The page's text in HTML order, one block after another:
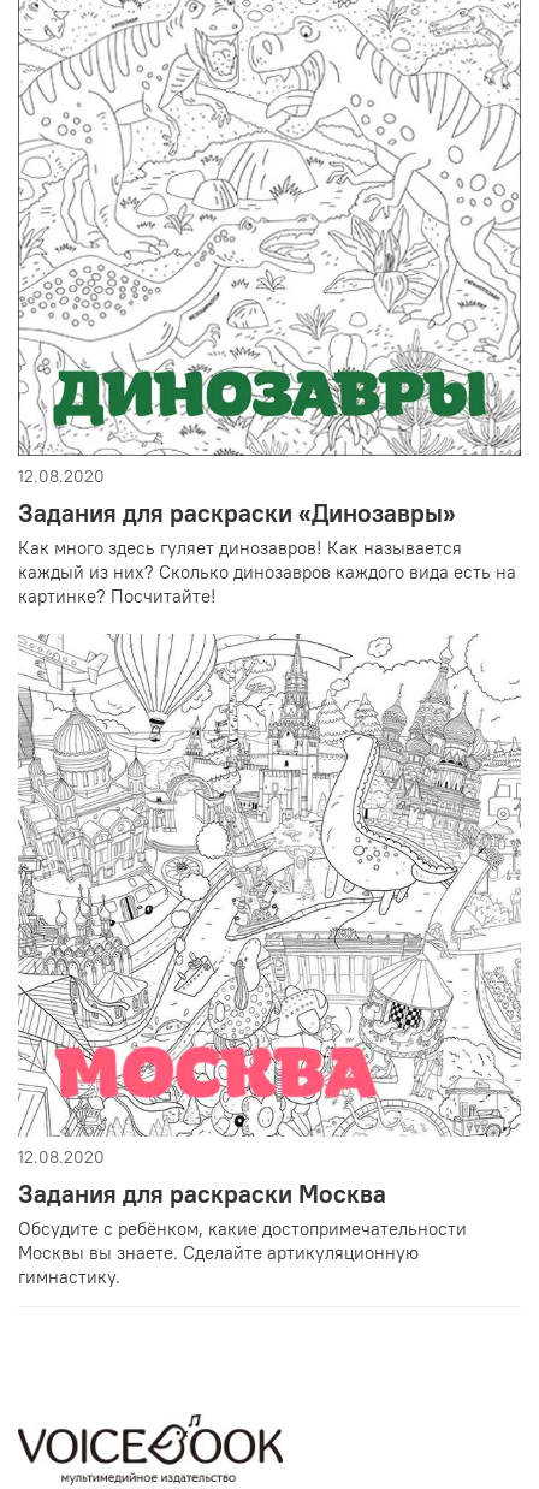
12.08.2020
Задания для раскраски «Динозавры»
Как много здесь гуляет динозавров! Как называется
каждый из них? Сколько динозавров каждого вида есть на
картинке? Посчитайте!
12.08.2020
Задания для раскраски Москва
Обсудите с ребёнком, какие достопримечательности
Москвы вы знаете. Сделайте артикуляционную
гимнастику.